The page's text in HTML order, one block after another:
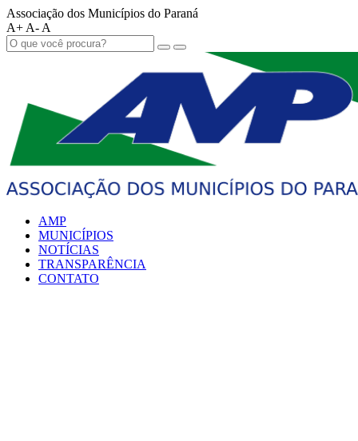
Associação dos Municípios do Paraná
A+ A- A
AMP
MUNICÍPIOS
NOTÍCIAS
TRANSPARÊNCIA
CONTATO